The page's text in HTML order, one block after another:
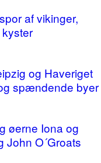
af vikinger,
og Haveriget
spændende byer
øerne Iona og
John O´Groats